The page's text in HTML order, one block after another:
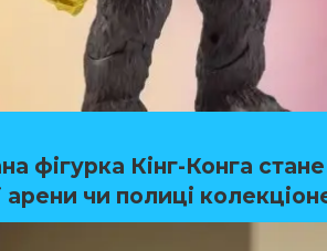
фігурка Кінг-Конга
арени чи полиці